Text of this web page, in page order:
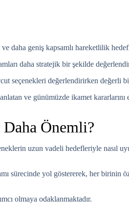
daha geniş kapsamlı hareketlilik
daha stratejik bir şekilde
seçenekleri değerlendirirken değerli
anlatan ve günümüzde ikamet
Önemli?
uzun vadeli hedefleriyle nasıl
sürecinde yol göstererek, her birinin
olmaya odaklanmaktadır.